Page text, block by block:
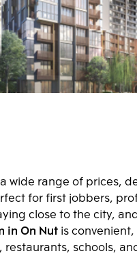
wide range of prices,
for first jobbers,
close to the city,
in On Nut is
schools,